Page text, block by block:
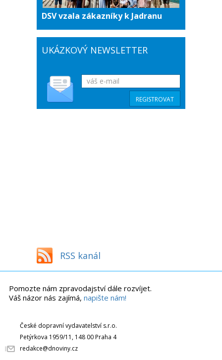
DSV vzala zákazníky k Jadranu
UKÁZKOVÝ NEWSLETTER
RSS kanál
Pomozte nám zpravodajství dále rozvíjet.
Váš názor nás zajímá, napište nám!
České dopravní vydavatelství s.r.o.
Petýrkova 1959/11, 148 00 Praha 4
redakce@dnoviny.cz